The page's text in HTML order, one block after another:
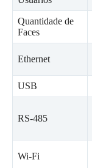
Quantidade de
Faces
Ethernet
USB
RS-485
Wi-Fi